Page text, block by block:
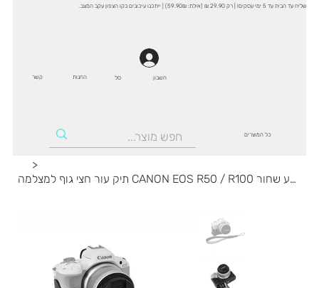
שליח עד הבית עד 5 ימי עסקים! | רק 29.90 ₪ (אילת: 59.90₪) | ייתכנו עיכובים בקו הצפון עקב המצב.
חשבון סל קשר החנות
כל המוצרים
>
תיק עור חצי גוף למצלמה CANON EOS R50 / R100 בצבע שחור